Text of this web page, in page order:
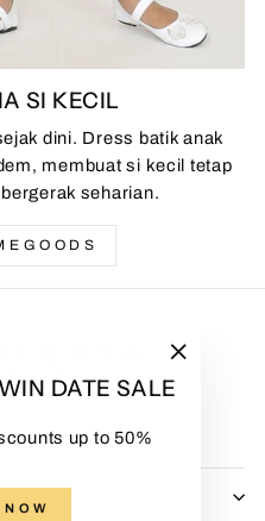
DATE SALE
up to 50%
NOW
SI KECIL
dini. Dress batik anak
membuat si kecil tetap
seharian.